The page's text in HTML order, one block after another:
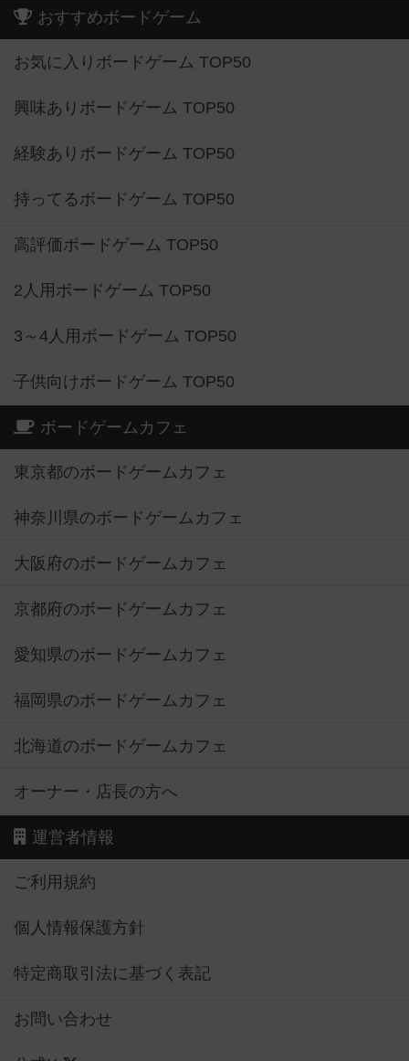
おすすめボードゲーム
お気に入りボードゲーム TOP50
興味ありボードゲーム TOP50
経験ありボードゲーム TOP50
持ってるボードゲーム TOP50
高評価ボードゲーム TOP50
2人用ボードゲーム TOP50
3～4人用ボードゲーム TOP50
子供向けボードゲーム TOP50
ボードゲームカフェ
東京都のボードゲームカフェ
神奈川県のボードゲームカフェ
大阪府のボードゲームカフェ
京都府のボードゲームカフェ
愛知県のボードゲームカフェ
福岡県のボードゲームカフェ
北海道のボードゲームカフェ
オーナー・店長の方へ
運営者情報
ご利用規約
個人情報保護方針
特定商取引法に基づく表記
お問い合わせ